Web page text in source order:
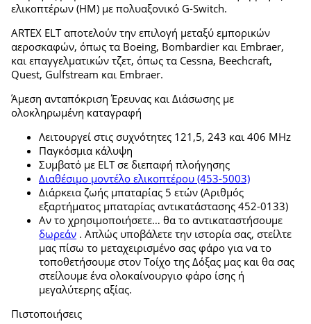
ελικοπτέρων (HM) με πολυαξονικό G-Switch.
ARTEX ELT αποτελούν την επιλογή μεταξύ εμπορικών
αεροσκαφών, όπως τα Boeing, Bombardier και Embraer,
και επαγγελματικών τζετ, όπως τα Cessna, Beechcraft,
Quest, Gulfstream και Embraer.
Άμεση ανταπόκριση Έρευνας και Διάσωσης με
ολοκληρωμένη καταγραφή
Λειτουργεί στις συχνότητες 121,5, 243 και 406 MHz
Παγκόσμια κάλυψη
Συμβατό με ELT σε διεπαφή πλοήγησης
Διαθέσιμο μοντέλο ελικοπτέρου (453-5003)
Διάρκεια ζωής μπαταρίας 5 ετών (Αριθμός
εξαρτήματος μπαταρίας αντικατάστασης 452-0133)
Αν το χρησιμοποιήσετε… θα το αντικαταστήσουμε
δωρεάν . Απλώς υποβάλετε την ιστορία σας, στείλτε
μας πίσω το μεταχειρισμένο σας φάρο για να το
τοποθετήσουμε στον Τοίχο της Δόξας μας και θα σας
στείλουμε ένα ολοκαίνουργιο φάρο ίσης ή
μεγαλύτερης αξίας.
Πιστοποιήσεις